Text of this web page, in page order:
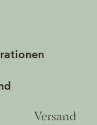
Versand